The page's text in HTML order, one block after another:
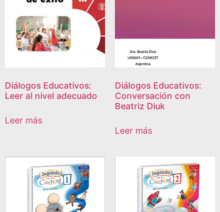
Diálogos Educativos:
Leer al nivel adecuado
Leer más
Diálogos Educativos:
Conversación con
Beatriz Diuk
Leer más